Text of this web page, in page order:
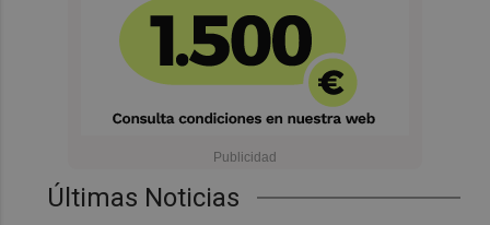
Últimas Noticias